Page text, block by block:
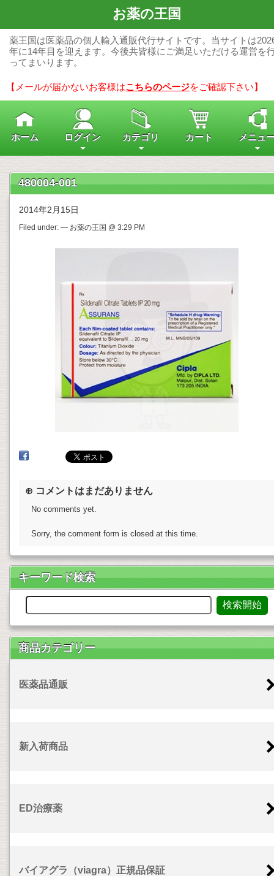
お薬の王国
薬王国は医薬品の個人輸入通販代行サイトです。当サイトは
年に14年目を迎えます。今後共皆様にご満足いただける運営を
ってまいります。
【メールが届かないお客様はこちらのページをご確認下さい】
ホーム ログイン カテゴリ カート メニュ
480004-001
2014年2月15日
Filed under: — お薬の王国 @ 3:29 PM
⊕ コメントはまだありません
No comments yet.
Sorry, the comment form is closed at this time.
キーワード検索
商品カテゴリー
医薬品通販
新入荷商品
ED治療薬
バイアグラ（viagra）正規品保証